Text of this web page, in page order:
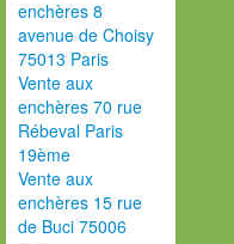
enchères 8
avenue de Choisy
75013 Paris
Vente aux
enchères 70 rue
Rébeval Paris
19ème
Vente aux
enchères 15 rue
de Buci 75006